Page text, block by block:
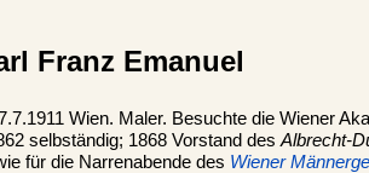
Franz Emanuel
Wien. Maler. Besuchte die Wiener
selbständig; 1868 Vorstand des Albrecht-
für die Narrenabende des Wiener